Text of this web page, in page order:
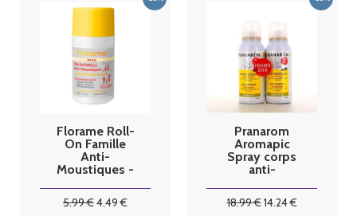
Florame Roll-
On Famille
Anti-
Moustiques -
5.99€4.49 €
Pranarom
Aromapic
Spray corps
anti-
bio, lot de
2x75ml
18.99€14.24€